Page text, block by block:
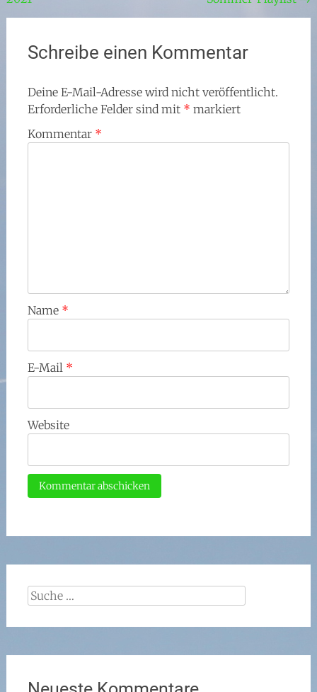
Schreibe einen Kommentar
Deine E-Mail-Adresse wird nicht veröffentlicht.
Erforderliche Felder sind mit * markiert
Kommentar *
Name *
E-Mail *
Website
Suche
nach: